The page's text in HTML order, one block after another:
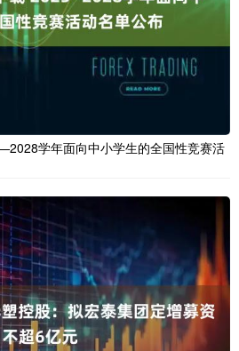
学年面向中小学生的全国性竞赛活